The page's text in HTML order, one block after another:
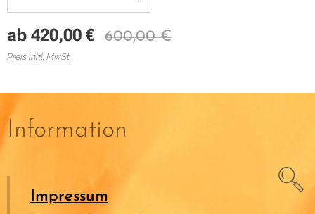
ab 420,00 € 600,00€
Preis inkl. MwSt.
Information
Impressum